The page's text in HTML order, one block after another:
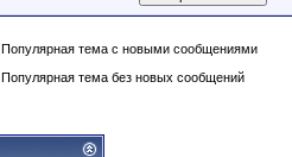
Популярная тема с новыми сообщениями
Популярная тема без новых сообщений